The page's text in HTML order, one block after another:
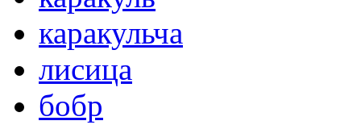
каракульча
лисица
бобр